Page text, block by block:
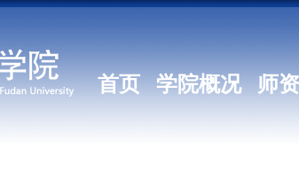
首页 学院概况 师